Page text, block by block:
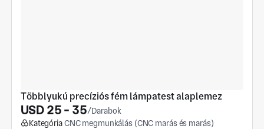
Többlyukú precíziós fém lámpatest alaplemez
USD 25 - 35/Darabok
KategóriaCNC megmunkálás (CNC marás és marás)